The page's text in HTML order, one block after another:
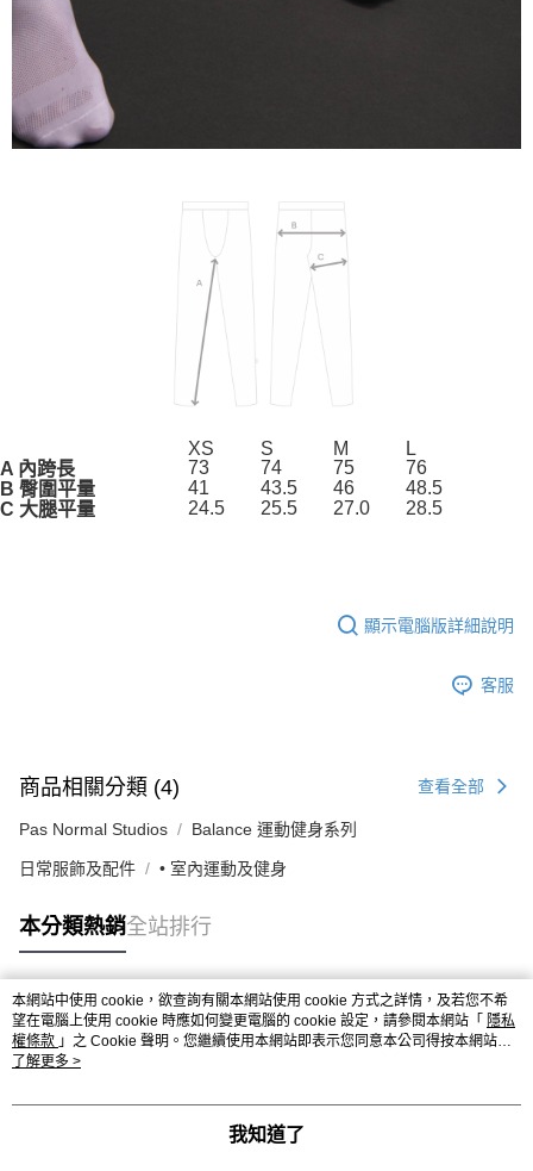
XS S M
L
A 內跨長
73 74 75
76
B 臀圍平量
41 43.5 46
48.5
C 大腿平量
24.5 25.5 27.0 28.5
顯示電腦版詳細說明
客服
商品相關分類 (4) 查看全部
Pas Normal Studios Balance 運動健身系列
日常服飾及配件 • 室內運動及健身
本分類熱銷全站排行
熱門標籤
本網站中使用 cookie，欲查詢有關本網站使用 cookie 方式之詳情，及若您不希
望在電腦上使用 cookie 時應如何變更電腦的 cookie 設定，請參閱本網站「 隱私
權條款 」之 Cookie 聲明。您繼續使用本網站即表示您同意本公司得按本網站使
用條款之 Cookie 聲明使用 cookie。
了解更多 >
我知道了